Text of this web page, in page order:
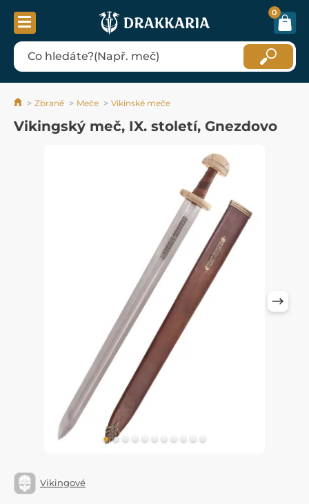
0
Zbraně Meče Vikinské meče
Vikingský meč, IX. století, Gnezdovo
Vikingové